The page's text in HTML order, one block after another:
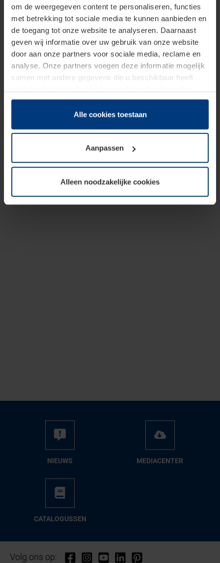
om de weergegeven content te personaliseren, functies
met betrekking tot sociale media te kunnen aanbieden en
de toegang tot onze website te analyseren. Daarnaast
geven wij informatie over uw gebruik van onze website
door aan onze partners voor sociale media, reclame en
analyse. Onze partners voegen deze informatie mogelijk
samen met andere gegevens die u beschikbaar heeft
dienstverlening hebben verzameld.
Juridisch zijn wij gerechtigd om cookies op uw computer
onze pagina's absoluut noodzakelijk is. Voor alle andere
soorten cookies is uw toestemming vereist. Uw
toestemming kunt u op elk moment bij de uitleg van de
wijzigen of herroepen.
Alle cookies toestaan
Aanpassen
Alleen noodzakelijke cookies
NIEUWS ME­DIA­CEN­TER
CA­TA­LO­GUS­SEN
Volg ons op: